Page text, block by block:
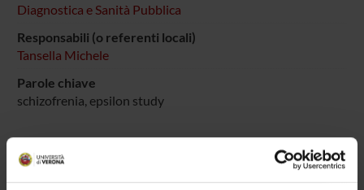
Diagnostica e Sanità Pubblica
Responsabili (o referenti locali)
Tansella Michele
Parole chiave
schizofrenia, epsilon study
ENTI FINANZIATORI: